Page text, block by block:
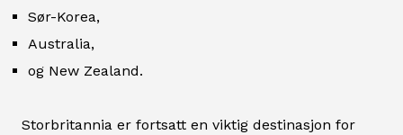
Sør-Korea,
Australia,
og New Zealand.
Storbritannia er fortsatt en viktig destinasjon for